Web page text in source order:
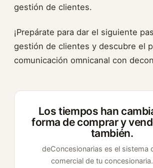
gestión de clientes.
¡Prepárate para dar el siguiente
gestión de clientes y descubre el
comunicación omnicanal con
Los tiempos han
forma de comprar y
también.
deConcesionarias es el sistema
comercial de tu